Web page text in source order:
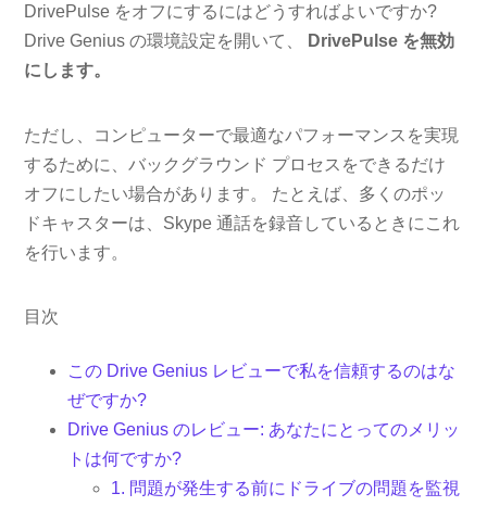
DrivePulse をオフにするにはどうすればよいですか?
Drive Genius の環境設定を開いて、
DrivePulse を無効
にします。
ただし、コンピューターで最適なパフォーマンスを実現
するために、バックグラウンド プロセスをできるだけ
オフにしたい場合があります。 たとえば、多くのポッ
ドキャスターは、Skype 通話を録音しているときにこれ
を行います。
目次
この Drive Genius レビューで私を信頼するのはな
ぜですか?
Drive Genius のレビュー: あなたにとってのメリッ
トは何ですか?
1. 問題が発生する前にドライブの問題を監視